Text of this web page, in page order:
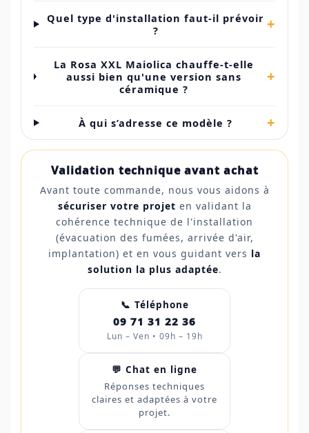
Quel type d'installation faut-il prévoir
?
+
La Rosa XXL Maiolica chauffe-t-elle
aussi bien qu'une version sans
céramique ?
+
À qui s’adresse ce modèle ? +
Validation technique avant achat
Avant toute commande, nous vous aidons à
sécuriser votre projet en validant la
cohérence technique de l'installation
(évacuation des fumées, arrivée d'air,
implantation) et en vous guidant vers la
solution la plus adaptée.
📞 Téléphone
09 71 31 22 36
Lun – Ven • 09h – 19h
💬 Chat en ligne
Réponses techniques
claires et adaptées à votre
projet.